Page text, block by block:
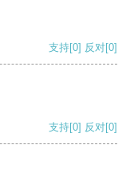
支持[0] 反对[0]
支持[0] 反对[0]